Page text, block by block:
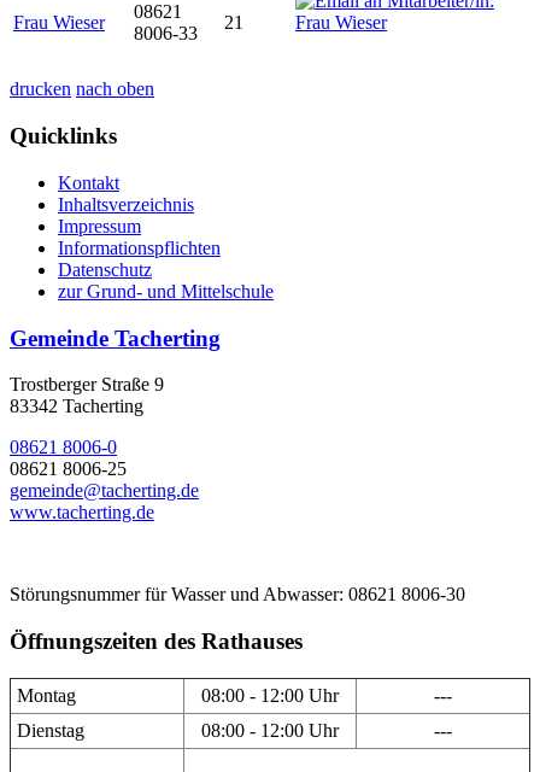
Frau Wieser
08621
8006-33
21
drucken nach oben
Quicklinks
Kontakt
Inhaltsverzeichnis
Impressum
Informationspflichten
Datenschutz
zur Grund- und Mittelschule
Gemeinde Tacherting
Trostberger Straße 9
83342 Tacherting
08621 8006-0
08621 8006-25
gemeinde@tacherting.de
www.tacherting.de
Störungsnummer für Wasser und Abwasser: 08621 8006-30
Öffnungszeiten des Rathauses
Montag 08:00 - 12:00 Uhr
---
Dienstag
08:00 - 12:00 Uhr ---